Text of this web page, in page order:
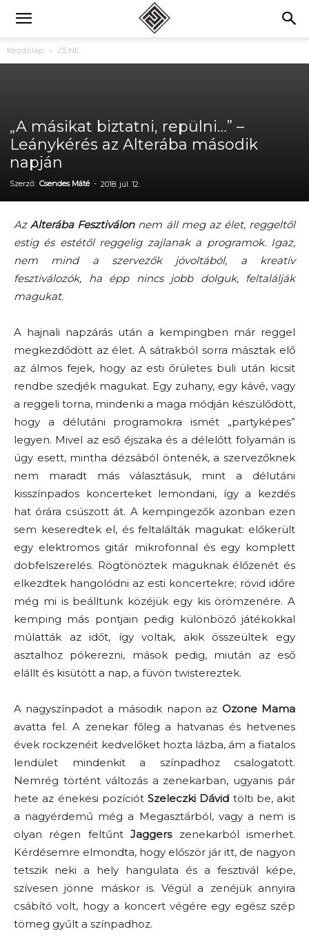
Kezdőlap ZENE
„A másikat biztatni, repülni…” –
Leánykérés az Alterába második
napján
Szerző: Csendes Máté - 2018. júl. 12.
AzAlterába Fesztiválonnem áll meg az élet, reggeltől
estig és estétől reggelig zajlanak a programok. Igaz,
nem mind a szervezők jóvoltából, a kreatív
fesztiválozók, ha épp nincs jobb dolguk, feltalálják
magukat.
A hajnali napzárás után a kempingben már reggel
megkezdődött az élet. A sátrakból sorra másztak elő
az álmos fejek, hogy az esti őrületes buli után kicsit
rendbe szedjék magukat. Egy zuhany, egy kávé, vagy
a reggeli torna, mindenki a maga módján készülődött,
hogy a délutáni programokra ismét „partyképes”
legyen. Mivel az eső éjszaka és a délelőtt folyamán is
úgy esett, mintha dézsából öntenék, a szervezőknek
nem maradt más választásuk, mint a délutáni
kisszínpados koncerteket lemondani, így a kezdés
hat órára csúszott át. A kempingezők azonban ezen
sem keseredtek el, és feltalálták magukat: előkerült
egy elektromos gitár mikrofonnal és egy komplett
dobfelszerelés. Rögtönöztek maguknak élőzenét és
elkezdtek hangolódni az esti koncertekre; rövid időre
még mi is beálltunk közéjük egy kis örömzenére. A
kemping más pontjain pedig különböző játékokkal
múlatták az időt, így voltak, akik összeültek egy
asztalhoz pókerezni, mások pedig, miután az eső
elállt és kisütött a nap, a füvön twistereztek.
A nagyszínpadot a második napon az Ozone Mama
avatta fel. A zenekar főleg a hatvanas és hetvenes
évek rockzenéit kedvelőket hozta lázba, ám a fiatalos
lendület mindenkit a színpadhoz csalogatott.
Nemrég történt változás a zenekarban, ugyanis pár
hete az énekesi pozíciót Szeleczki Dávid tölti be, akit
a nagyérdemű még a Megasztárból, vagy a nem is
olyan régen feltűntJaggerszenekarból ismerhet.
Kérdésemre elmondta, hogy először jár itt, de nagyon
tetszik neki a hely hangulata és a fesztivál képe,
szívesen jönne máskor is. Végül a zenéjük annyira
csábító volt, hogy a koncert végére egy egész szép
tömeg gyűlt a színpadhoz.